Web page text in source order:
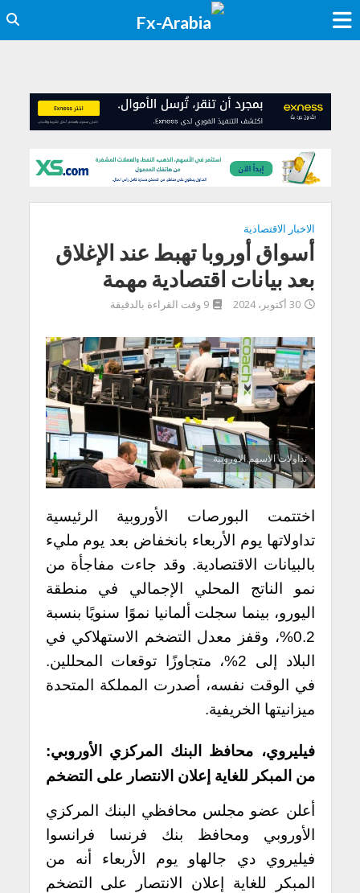
الاخبار الاقتصادية
أسواق أوروبا تهبط عند الإغلاق
بعد بيانات اقتصادية مهمة
30 أكتوبر، 2024 9 وقت القراءة بالدقيقة
تداولات الاسهم الاوروبية
اختتمت البورصات الأوروبية الرئيسية
تداولاتها يوم الأربعاء بانخفاض بعد يوم مليء
بالبيانات الاقتصادية. وقد جاءت مفاجأة من
نمو الناتج المحلي الإجمالي في منطقة
اليورو، بينما سجلت ألمانيا نموًا سنويًا بنسبة
0.2%، وقفز معدل التضخم الاستهلاكي في
البلاد إلى 2%، متجاوزًا توقعات المحللين.
في الوقت نفسه، أصدرت المملكة المتحدة
ميزانيتها الخريفية.
فيليروي، محافظ البنك المركزي الأوروبي:
من المبكر للغاية إعلان الانتصار على التضخم
أعلن عضو مجلس محافظي البنك المركزي
الأوروبي ومحافظ بنك فرنسا فرانسوا
فيليروي دي جالهاو يوم الأربعاء أنه من
المبكر للغاية إعلان الانتصار على التضخم